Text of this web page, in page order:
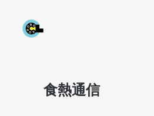
食熱通信